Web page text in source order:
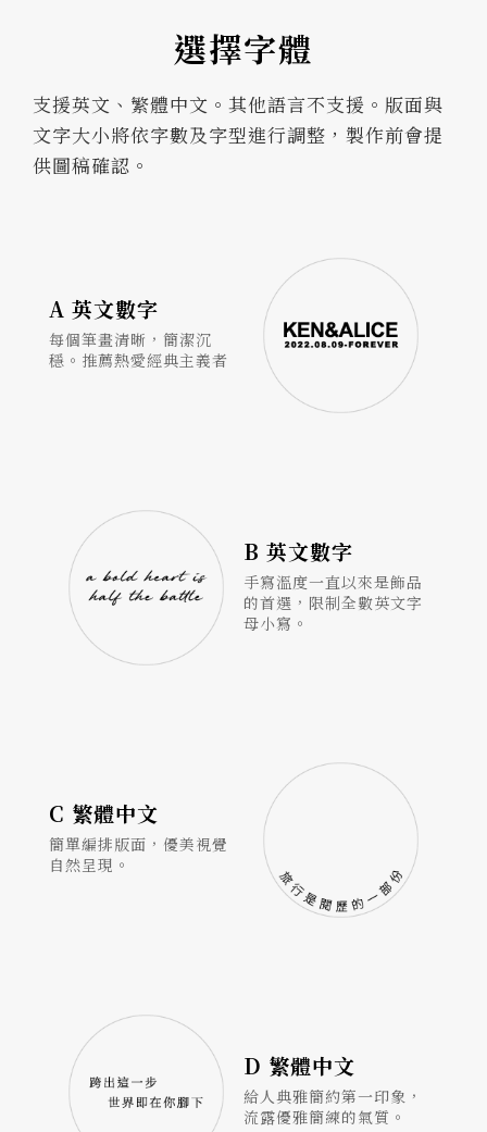
選擇字體
支援英文、繁體中文。其他語言不支援。版面與
文字大小將依字數及字型進行調整，製作前會提
供圖稿確認。
A 英文數字
每個筆畫清晰，簡潔沉
穩。推薦熱愛經典主義者
B 英文數字
手寫溫度一直以來是飾品
的首選，限制全數英文字
母小寫。
C 繁體中文
簡單編排版面，優美視覺
自然呈現。
D 繁體中文
給人典雅簡約第一印象，
流露優雅簡練的氣質。